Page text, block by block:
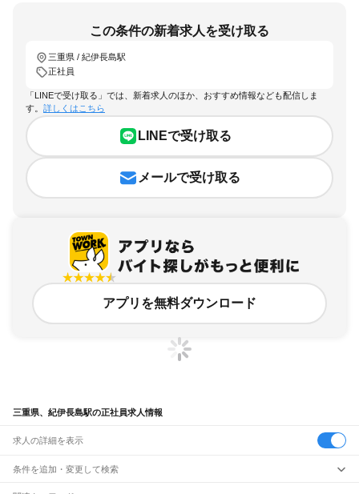
この条件の新着求人を受け取る
三重県 / 紀伊長島駅
正社員
「LINEで受け取る」では、新着求人のほか、おすすめ情報なども配信しま
す。 詳しくはこちら
LINEで受け取る
メールで受け取る
アプリを無料ダウンロード
三重県、紀伊長島駅の正社員求人情報
求人の詳細を表示
条件を追加・変更して検索